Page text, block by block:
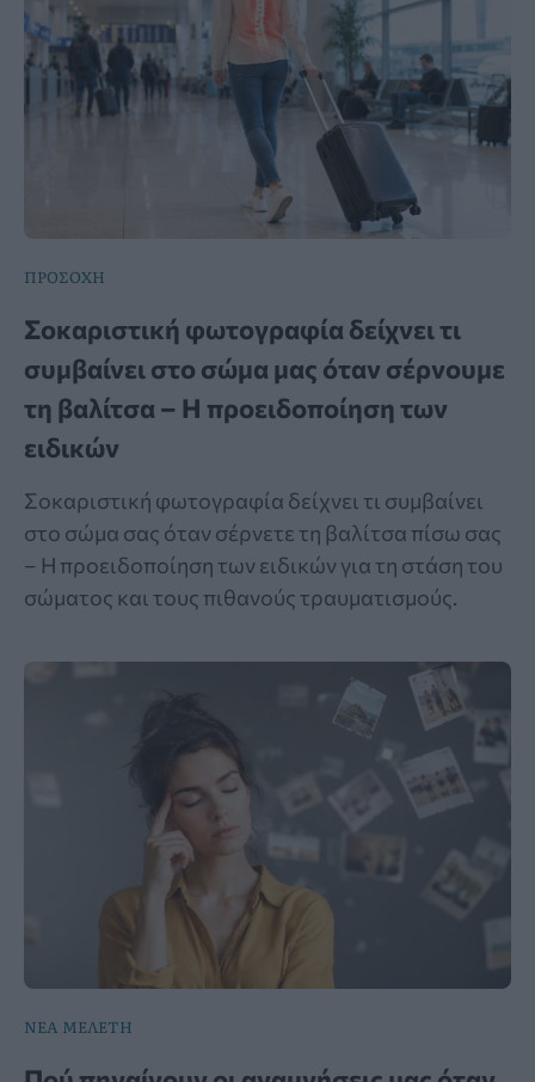
ΠΡΟΣΟΧΗ
Σοκαριστική φωτογραφία δείχνει τι
συμβαίνει στο σώμα μας όταν σέρνουμε
τη βαλίτσα – Η προειδοποίηση των
ειδικών
Σοκαριστική φωτογραφία δείχνει τι συμβαίνει
στο σώμα σας όταν σέρνετε τη βαλίτσα πίσω σας
– Η προειδοποίηση των ειδικών για τη στάση του
σώματος και τους πιθανούς τραυματισμούς.
ΝΕΑ ΜΕΛΕΤΗ